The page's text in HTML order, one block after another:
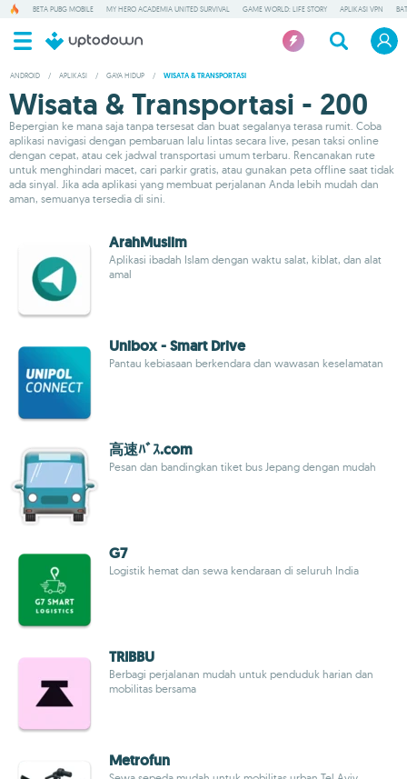
BETA PUBG MOBILE MY HERO ACADEMIA UNITED SURVIVAL GAME WORLD: LIFE STORY APLIKASI VPN
ANDROID / APLIKASI / GAYA HIDUP / WISATA & TRANSPORTASI
Wisata & Transportasi - 200
Bepergian ke mana saja tanpa tersesat dan buat segalanya terasa rumit. Coba
aplikasi navigasi dengan pembaruan lalu lintas secara live, pesan taksi online
dengan cepat, atau cek jadwal transportasi umum terbaru. Rencanakan rute
untuk menghindari macet, cari parkir gratis, atau gunakan peta offline saat tidak
ada sinyal. Jika ada aplikasi yang membuat perjalanan Anda lebih mudah dan
aman, semuanya tersedia di sini.
ArahMuslim
Aplikasi ibadah Islam dengan waktu salat, kiblat, dan alat
amal
Unibox - Smart Drive
Pantau kebiasaan berkendara dan wawasan keselamatan
高速ﾊﾞｽ.com
Pesan dan bandingkan tiket bus Jepang dengan mudah
G7
Logistik hemat dan sewa kendaraan di seluruh India
TRIBBU
Berbagi perjalanan mudah untuk penduduk harian dan
mobilitas bersama
Metrofun